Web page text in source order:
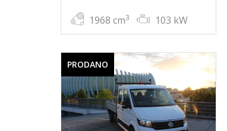
1968 cm3 103 kW
PRODANO